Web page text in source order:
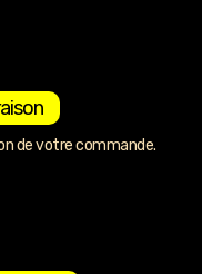
de votre commande.